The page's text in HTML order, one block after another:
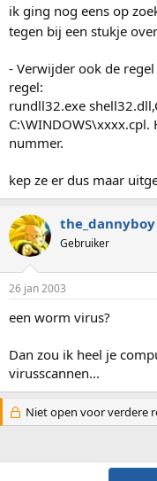
ik ging nog eens op
tegen bij een stukje
- Verwijder ook de
regel:
rundll32.exe
nummer.
kep ze er dus maar
the_dannyboy
Gebruiker
26 jan 2003
een worm virus?
Dan zou ik heel je
virusscannen...
Niet open voor verdere